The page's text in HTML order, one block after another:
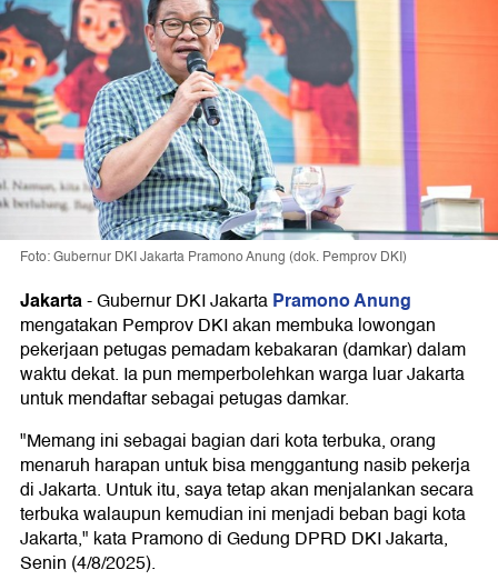
Foto: Gubernur DKI Jakarta Pramono Anung (dok. Pemprov DKI)
Jakarta-Gubernur DKI JakartaPramono Anung
mengatakan Pemprov DKI akan membuka lowongan
pekerjaan petugas pemadam kebakaran (damkar) dalam
waktu dekat. Ia pun memperbolehkan warga luar Jakarta
untuk mendaftar sebagai petugas damkar.
"Memang ini sebagai bagian dari kota terbuka, orang
menaruh harapan untuk bisa menggantung nasib pekerja
di Jakarta. Untuk itu, saya tetap akan menjalankan secara
terbuka walaupun kemudian ini menjadi beban bagi kota
Jakarta," kata Pramono di Gedung DPRD DKI Jakarta,
Senin (4/8/2025).